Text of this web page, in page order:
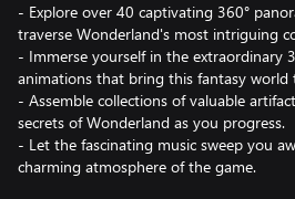
- Explore over 40 captivating 360°
traverse Wonderland's most intriguing
- Immerse yourself in the extraordinary
animations that bring this fantasy world
- Assemble collections of valuable
secrets of Wonderland as you progress.
- Let the fascinating music sweep you
charming atmosphere of the game.